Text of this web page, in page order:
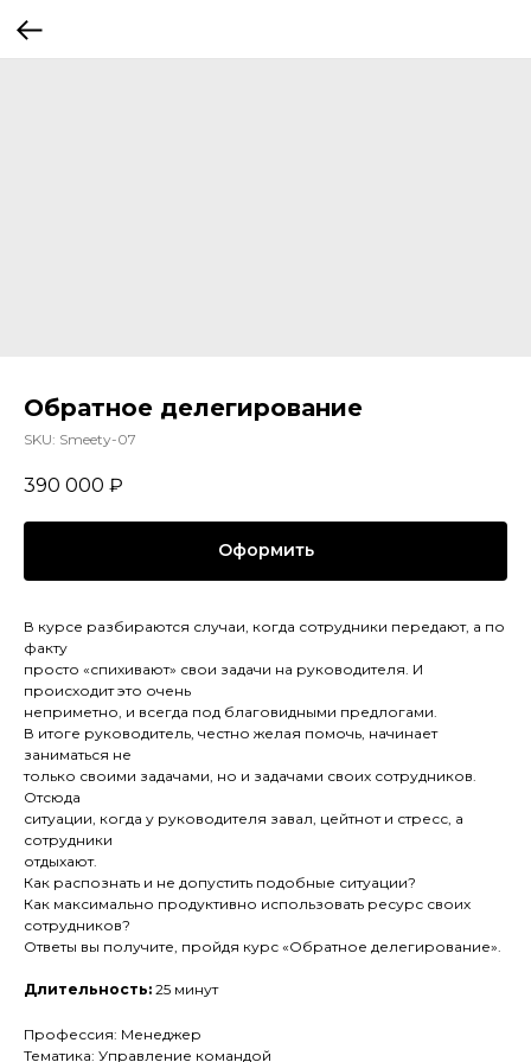
Обратное делегирование
SKU: Smeety-07
390 000 ₽
Оформить
В курсе разбираются случаи, когда сотрудники передают, а по
факту
просто «спихивают» свои задачи на руководителя. И
происходит это очень
неприметно, и всегда под благовидными предлогами.
В итоге руководитель, честно желая помочь, начинает
заниматься не
только своими задачами, но и задачами своих сотрудников.
Отсюда
ситуации, когда у руководителя завал, цейтнот и стресс, а
сотрудники
отдыхают.
Как распознать и не допустить подобные ситуации?
Как максимально продуктивно использовать ресурс своих
сотрудников?
Ответы вы получите, пройдя курс «Обратное делегирование».
Длительность: 25 минут
Профессия: Менеджер
Тематика: Управление командой